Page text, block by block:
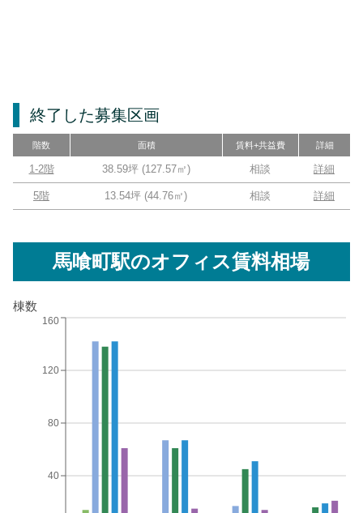
終了した募集区画
階数 面積 賃料+共益費 詳細
1-2階 38.59坪 (127.57㎡) 相談 詳細
5階 13.54坪 (44.76㎡) 相談 詳細
馬喰町駅のオフィス賃料相場
棟数
40
80
120
160